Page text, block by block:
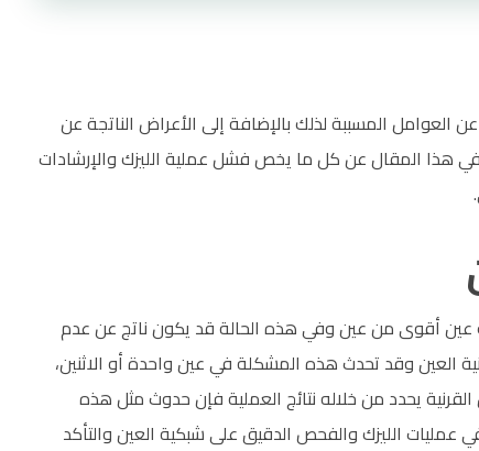
المسببة لذلك بالإضافة إلى الأعراض الناتجة عن
هذا المقال عن كل ما يخص فشل عملية الليزك والإرشادات
عين أقوى من عين وفي هذه الحالة قد يكون ناتج عن عدم
العين وقد تحدث هذه المشكلة في عين واحدة أو الاثنين،
يحدد من خلاله نتائج العملية فإن حدوث مثل هذه
الليزك والفحص الدقيق على شبكية العين والتأكد